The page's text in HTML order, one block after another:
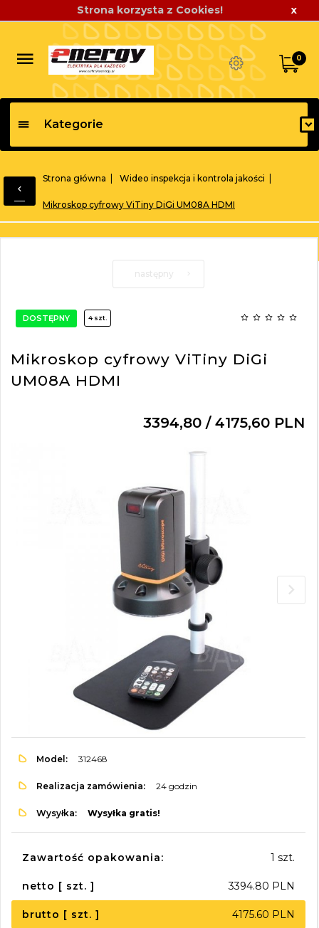
Strona korzysta z Cookies! x
0
Kategorie
Strona główna Wideo inspekcja i kontrola jakości
Mikroskop cyfrowy ViTiny DiGi UM08A HDMI
następny
DOSTĘPNY 4 szt.
Mikroskop cyfrowy ViTiny DiGi
UM08A HDMI
3394,80 / 4175,60 PLN
Model: 312468
Realizacja zamówienia: 24 godzin
Wysyłka: Wysyłka gratis!
Zawartość opakowania: 1 szt.
netto [ szt. ] 3394.80 PLN
brutto [ szt. ] 4175.60 PLN